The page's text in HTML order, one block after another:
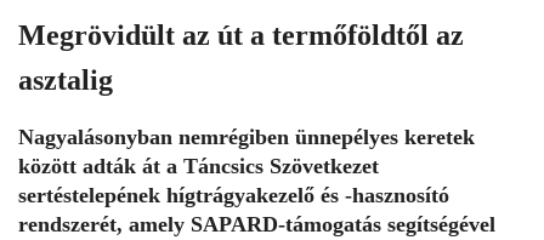
Megrövidült az út a termőföldtől az
asztalig
Nagyalásonyban nemrégiben ünnepélyes keretek
között adták át a Táncsics Szövetkezet
sertéstelepének hígtrágyakezelő és -hasznosító
rendszerét, amely SAPARD-támogatás segítségével